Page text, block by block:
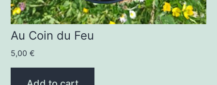
Au Coin du Feu
5,00€